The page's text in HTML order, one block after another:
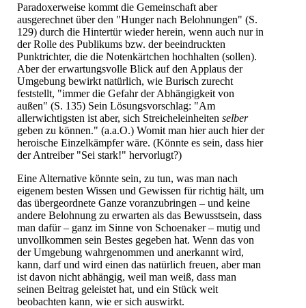
Paradoxerweise kommt die Gemeinschaft aber
ausgerechnet über den "Hunger nach Belohnungen" (S.
129) durch die Hintertür wieder herein, wenn auch nur in
der Rolle des Publikums bzw. der beeindruckten
Punktrichter, die die Notenkärtchen hochhalten (sollen).
Aber der erwartungsvolle Blick auf den Applaus der
Umgebung bewirkt natürlich, wie Burisch zurecht
feststellt, "immer die Gefahr der Abhängigkeit von
außen" (S. 135) Sein Lösungsvorschlag: "Am
allerwichtigsten ist aber, sich Streicheleinheiten selber
geben zu können." (a.a.O.) Womit man hier auch hier der
heroische Einzelkämpfer wäre. (Könnte es sein, dass hier
der Antreiber "Sei stark!" hervorlugt?)
Eine Alternative könnte sein, zu tun, was man nach
eigenem besten Wissen und Gewissen für richtig hält, um
das übergeordnete Ganze voranzubringen – und keine
andere Belohnung zu erwarten als das Bewusstsein, dass
man dafür – ganz im Sinne von Schoenaker – mutig und
unvollkommen sein Bestes gegeben hat. Wenn das von
der Umgebung wahrgenommen und anerkannt wird,
kann, darf und wird einen das natürlich freuen, aber man
ist davon nicht abhängig, weil man weiß, dass man
seinen Beitrag geleistet hat, und ein Stück weit
beobachten kann, wie er sich auswirkt.